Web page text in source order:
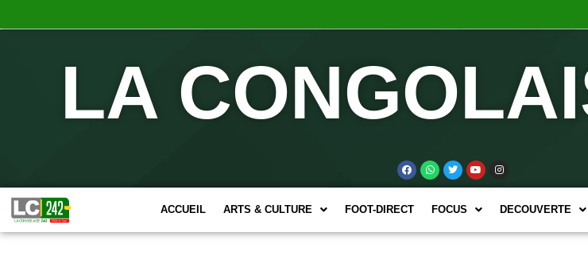
LA
ACCUEIL ARTS & CULTURE FOOT-DIRECT FOCUS DECOUVERTE